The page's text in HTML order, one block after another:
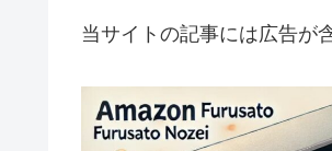
当サイトの記事には広告が